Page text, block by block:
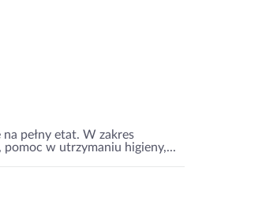
pełny etat. W zakres
w utrzymaniu higieny,...